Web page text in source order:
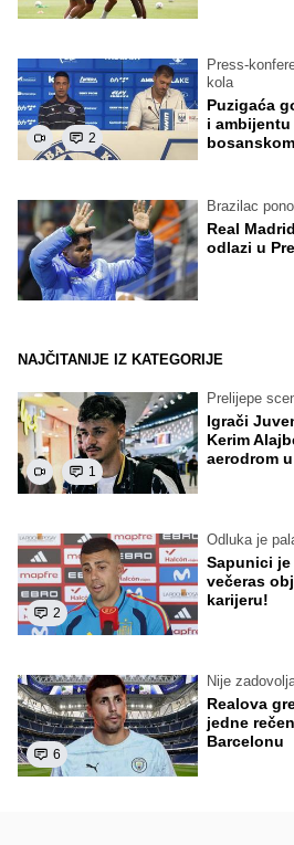
2
Press-
kola
Puzigaća
i
Brazilac
Real
odlazi u
NAJČITANIJE IZ KATEGORIJE
1
Prelijepe
Igrači
Kerim
aerodrom
2
Odluka je
Sapunici
večeras
karijeru!
6
Nije
Realova
jedne
Barcelonu